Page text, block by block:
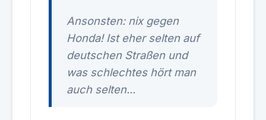
Ansonsten: nix gegen
Honda! Ist eher selten auf
deutschen Straßen und
was schlechtes hört man
auch selten...